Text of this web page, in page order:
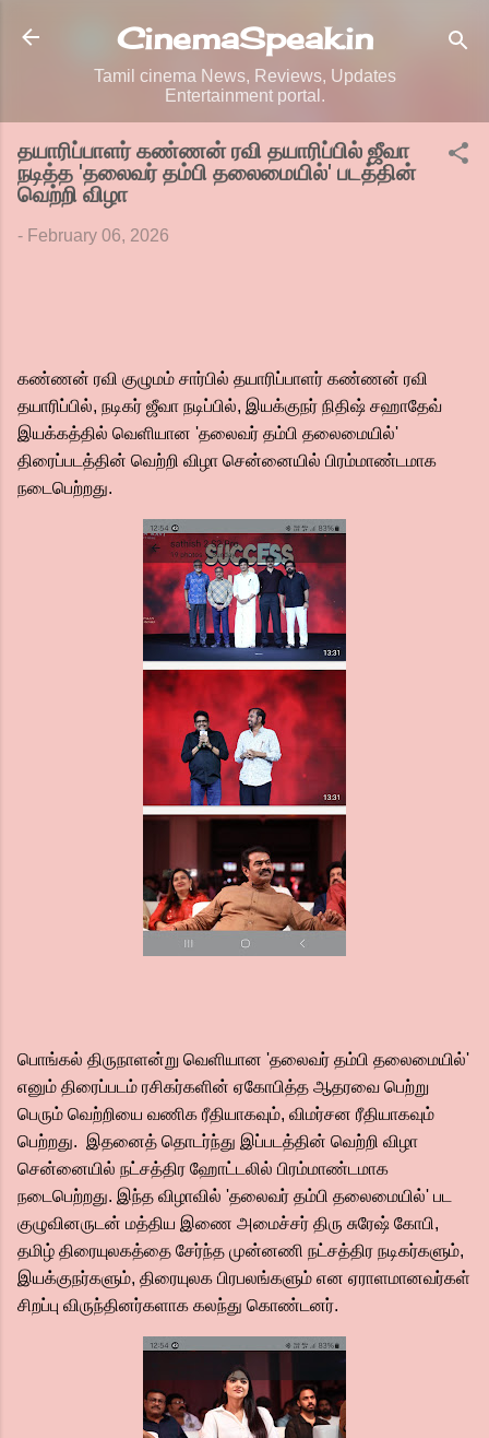
Skip to main content
CinemaSpeak.in
Tamil cinema News, Reviews, Updates
Entertainment portal.
தயாரிப்பாளர் கண்ணன் ரவி தயாரிப்பில் ஜீவா
நடித்த 'தலைவர் தம்பி தலைமையில்' படத்தின்
வெற்றி விழா
- February 06, 2026
கண்ணன் ரவி குழுமம் சார்பில் தயாரிப்பாளர் கண்ணன் ரவி
தயாரிப்பில், நடிகர் ஜீவா நடிப்பில், இயக்குநர் நிதிஷ் சஹாதேவ்
இயக்கத்தில் வெளியான 'தலைவர் தம்பி தலைமையில்'
திரைப்படத்தின் வெற்றி விழா சென்னையில் பிரம்மாண்டமாக
நடைபெற்றது.
பொங்கல் திருநாளன்று வெளியான 'தலைவர் தம்பி தலைமையில்'
எனும் திரைப்படம் ரசிகர்களின் ஏகோபித்த ஆதரவை பெற்று
பெரும் வெற்றியை வணிக ரீதியாகவும், விமர்சன ரீதியாகவும்
பெற்றது. இதனைத் தொடர்ந்து இப்படத்தின் வெற்றி விழா
சென்னையில் நட்சத்திர ஹோட்டலில் பிரம்மாண்டமாக
நடைபெற்றது. இந்த விழாவில் 'தலைவர் தம்பி தலைமையில்' பட
குழுவினருடன் மத்திய இணை அமைச்சர் திரு சுரேஷ் கோபி,
தமிழ் திரையுலகத்தை சேர்ந்த முன்னணி நட்சத்திர நடிகர்களும்,
இயக்குநர்களும், திரையுலக பிரபலங்களும் என ஏராளமானவர்கள்
சிறப்பு விருந்தினர்களாக கலந்து கொண்டனர்.